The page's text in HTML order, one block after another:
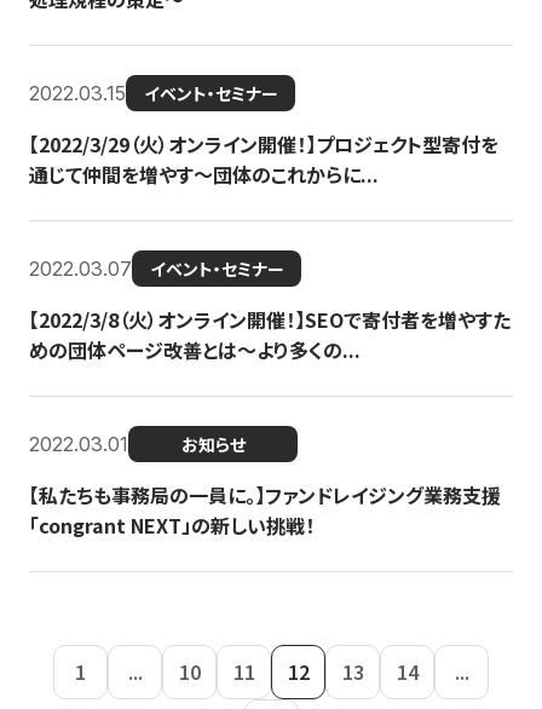
2022.03.15 イベント・セミナー
【2022/3/29（火）オンライン開催！】プロジェクト型寄付を
通じて仲間を増やす～団体のこれからに...
2022.03.07 イベント・セミナー
【2022/3/8（火）オンライン開催！】SEOで寄付者を増やすた
めの団体ページ改善とは～より多くの...
2022.03.01 お知らせ
【私たちも事務局の一員に。】ファンドレイジング業務支援
「congrant NEXT」の新しい挑戦！
1 ... 10 11 12 13 14
...